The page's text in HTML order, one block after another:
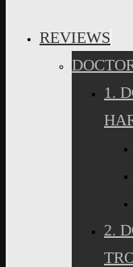
REVIEWS
1.
2.